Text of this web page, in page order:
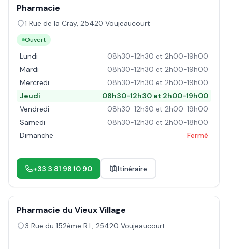
Pharmacie
1 Rue de la Cray, 25420 Voujeaucourt
Ouvert
Lundi
08h30-12h30 et 2h00-19h00
Mardi
08h30-12h30 et 2h00-19h00
Mercredi
08h30-12h30 et 2h00-19h00
Jeudi
08h30-12h30 et 2h00-19h00
Vendredi
08h30-12h30 et 2h00-19h00
Samedi
08h30-12h30 et 2h00-18h00
Dimanche
Fermé
+33 3 81 98 10 90 Itinéraire
Pharmacie du Vieux Village
3 Rue du 152ème R.I., 25420 Voujeaucourt